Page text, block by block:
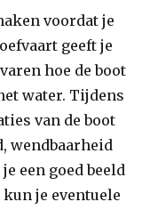
voordat je
geeft je
hoe de boot
water. Tijdens
van de boot
wendbaarheid
een goed beeld
je eventuele